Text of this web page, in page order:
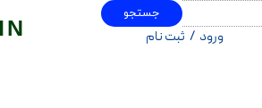
ورود / ثبت نام
جستجو